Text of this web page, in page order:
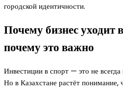
городской идентичности.
Почему бизнес уходит
почему это важно
Инвестиции в спорт — это не
Но в Казахстане растёт понимание,